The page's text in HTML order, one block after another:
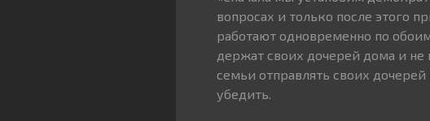
вопросах и только после этого
работают одновременно по
держат своих дочерей дома и не
семьи отправлять своих
убедить.